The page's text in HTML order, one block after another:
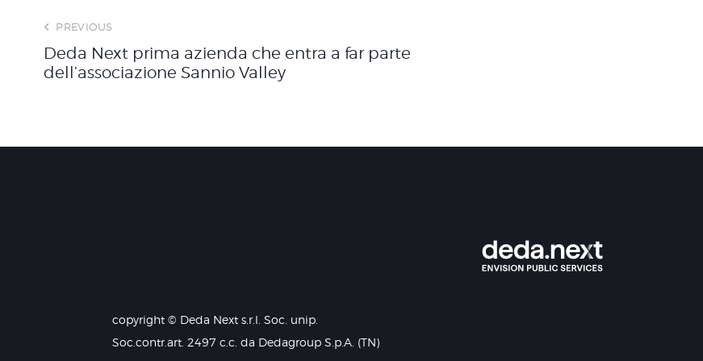
PREVIOUS
Deda Next prima azienda che entra a far parte
dell’associazione Sannio Valley
copyright © Deda Next s.r.l. Soc. unip.
Soc.contr.art. 2497 c.c. da Dedagroup S.p.A. (TN)